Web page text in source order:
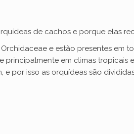
de cachos e porque elas
e estão presentes em
em climas tropicais
por isso as orquídeas são